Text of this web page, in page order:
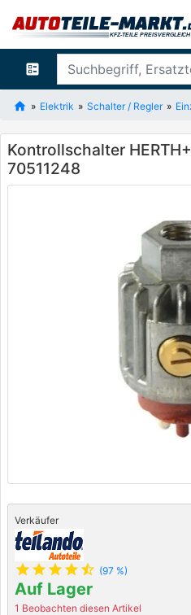
ballot
Elektrik Schalter / Regler
Kontrollschalter
70511248
Verkäufer
star star star star star_half (97 %)
Auf Lager
1 Beobachten diesen Artikel